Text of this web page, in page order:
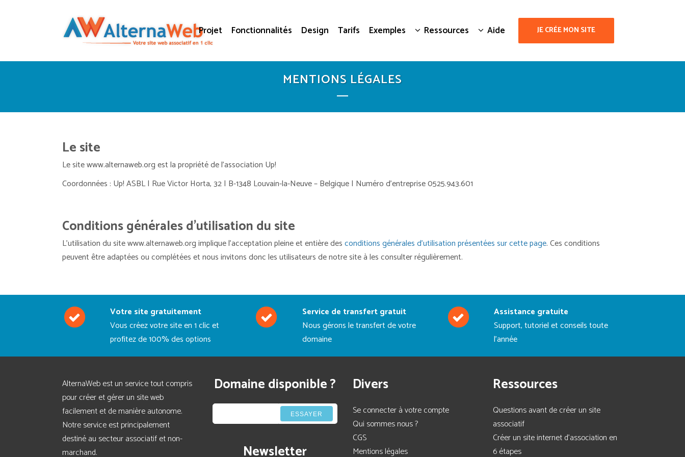
JE CRÉE MON SITE
Projet Fonctionnalités Design Tarifs Exemples Ressources Aide
MENTIONS LÉGALES
Le site
Le site www.alternaweb.org est la propriété de l’association Up!
Coordonnées : Up! ASBL | Rue Victor Horta, 32 | B-1348 Louvain-la-Neuve – Belgique | Numéro d’entreprise 0525.943.601
Conditions générales d’utilisation du site
L’utilisation du site www.alternaweb.org implique l’acceptation pleine et entière desconditions générales d’utilisation présentées sur cette page. Ces conditions
peuvent être adaptées ou complétées et nous invitons donc les utilisateurs de notre site à les consulter régulièrement.
Votre site gratuitement
Vous créez votre site en 1 clic et
profitez de 100% des options
Service de transfert gratuit
Nous gérons le transfert de votre
domaine
Assistance gratuite
Support, tutoriel et conseils toute
l'année
AlternaWeb est un service tout compris
pour créer et gérer un site web
facilement et de manière autonome.
Notre service est principalement
destiné au secteur associatif et non-
marchand.
Domaine disponible ?
ESSAYER
Newsletter
Divers
Se connecter à votre compte
Qui sommes nous ?
CGS
Mentions légales
Ressources
Questions avant de créer un site
associatif
Créer un site internet d'association en
6 étapes